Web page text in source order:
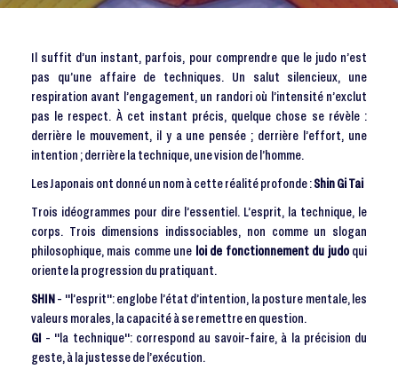
Il suffit d’un instant, parfois, pour comprendre que le judo n’est
pas qu’une affaire de techniques. Un salut silencieux, une
respiration avant l’engagement, un randori où l’intensité n’exclut
pas le respect. À cet instant précis, quelque chose se révèle :
derrière le mouvement, il y a une pensée ; derrière l’effort, une
intention ; derrière la technique, une vision de l’homme.
Les Japonais ont donné un nom à cette réalité profonde :Shin Gi Tai
Trois idéogrammes pour dire l’essentiel. L’esprit, la technique, le
corps. Trois dimensions indissociables, non comme un slogan
philosophique, mais comme une loi de fonctionnement du judo qui
oriente la progression du pratiquant.
SHIN- "l’esprit": englobe l’état d’intention, la posture mentale, les
valeurs morales, la capacité à se remettre en question.
GI - "la technique": correspond au savoir-faire, à la précision du
geste, à la justesse de l’exécution.